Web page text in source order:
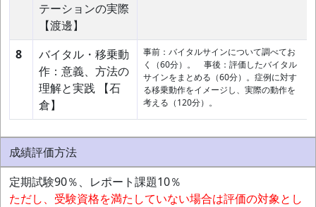
テーションの実際
【渡邊】
8
バイタル・移乗動
作：意義、方法の
理解と実践 【石
倉】
事前：バイタルサインについて調べてお
く（60分）。 事後：評価したバイタル
サインをまとめる（60分）。症例に対す
る移乗動作をイメージし、実際の動作を
考える（120分）。
成績評価方法
定期試験90％、レポート課題10％
ただし、受験資格を満たしていない場合は評価の対象とし